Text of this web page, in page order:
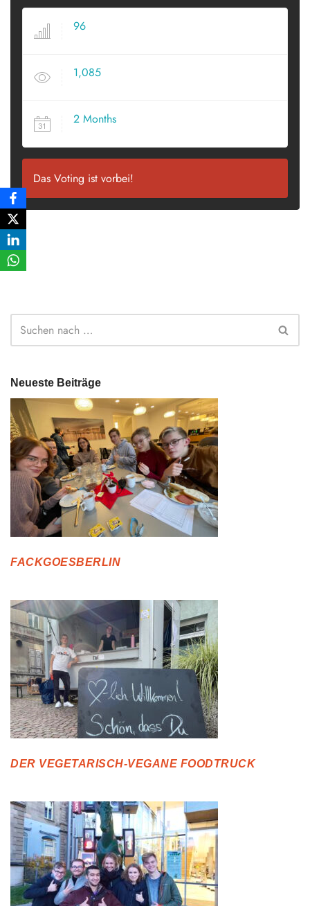
96
1,085
2 Months
Das Voting ist vorbei!
Neueste Beiträge
FACKGOESBERLIN
DER VEGETARISCH-VEGANE FOODTRUCK